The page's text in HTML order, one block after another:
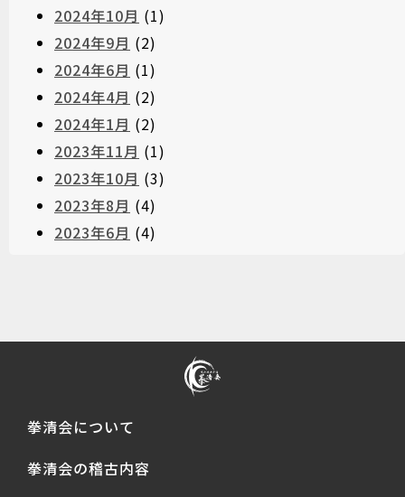
2024年10月 (1)
2024年9月 (2)
2024年6月 (1)
2024年4月 (2)
2024年1月 (2)
2023年11月 (1)
2023年10月 (3)
2023年8月 (4)
2023年6月 (4)
拳清会について
拳清会の稽古内容